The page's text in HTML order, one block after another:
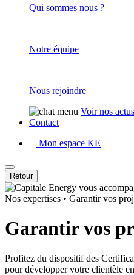
Qui sommes nous ?
Notre équipe
Nous rejoindre
Voir nos actus
Contact
Mon espace KE
Retour
Nos expertises • Garantir vos
Garantir vos
Profitez du dispositif des
pour développer votre clientèle